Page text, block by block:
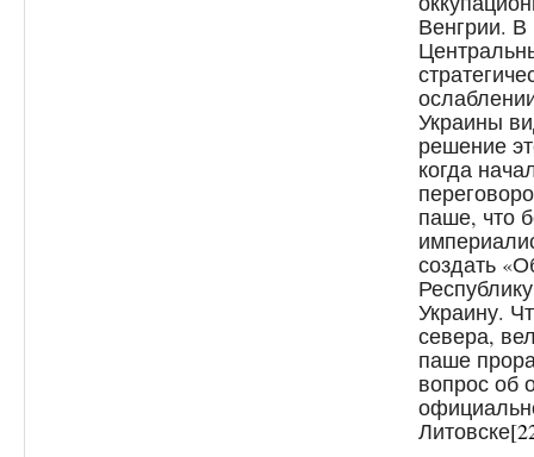
Венгрии.
Украины
решение
когда
паше, что
создать
Украину.
севера,
паше
вопрос об
Литовске